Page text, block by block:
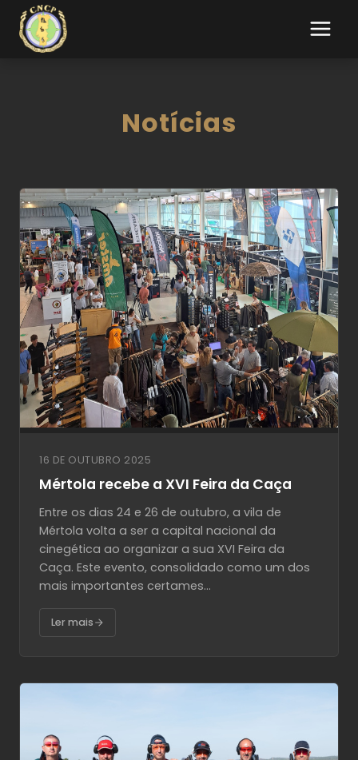
Notícias
16 DE OUTUBRO 2025
Mértola recebe a XVI Feira da Caça
Entre os dias 24 e 26 de outubro, a vila de
Mértola volta a ser a capital nacional da
cinegética ao organizar a sua XVI Feira da
Caça. Este evento, consolidado como um dos
mais importantes certames...
Ler mais